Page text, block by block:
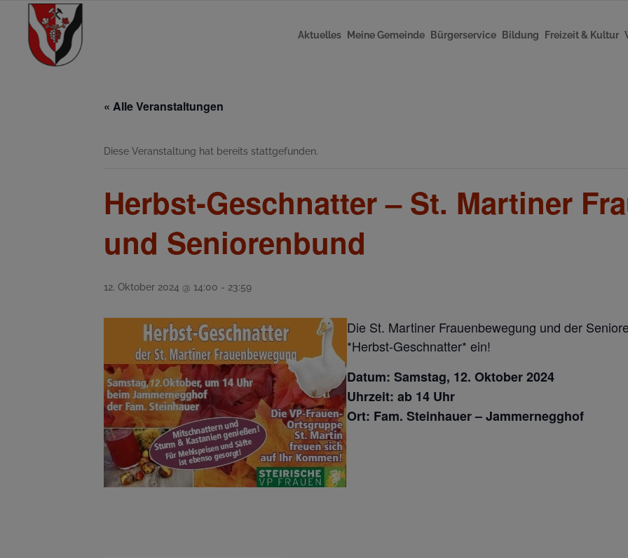
Aktuelles Meine Gemeinde Bürgerservice Bildung Freizeit & Kultur
« Alle Veranstaltungen
Diese Veranstaltung hat bereits stattgefunden.
Herbst-Geschnatter – St. Martiner
und Seniorenbund
12. Oktober 2024 @ 14:00 - 23:59
Die St. Martiner Frauenbewegung und der
*Herbst-Geschnatter* ein!
Datum: Samstag, 12. Oktober 2024
Uhrzeit: ab 14 Uhr
Ort: Fam. Steinhauer – Jammernegghof